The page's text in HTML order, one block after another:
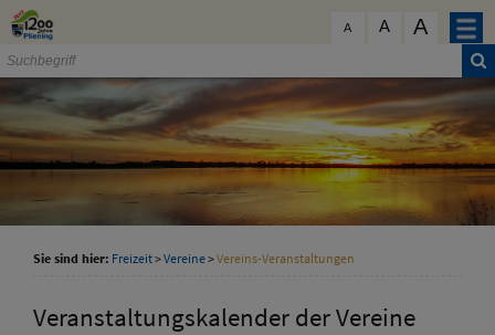
Zum Inhalt
A A A
Sie sind hier: Freizeit>Vereine>Vereins-Veranstaltungen
Veranstaltungskalender der Vereine
schließen